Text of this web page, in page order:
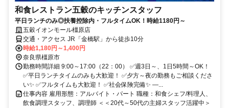
和食レストラン五穀のキッチンスタッフ
平日ランチのみ◎扶養控除内・フルタイムOK！時給1180円～
五穀イオンモール橿原店
交通・アクセス JR「金橋駅」から徒歩10分
時給1,180円～1,400円
奈良県橿原市
勤務時間詳細 9:00～17:00（22：00） ✅週3日～、1日5時間～OK！
✅平日ランチタイムのみも大歓迎！ ✅夕方～夜の勤務もご相談くださ
い✨ ✅フルタイムも大歓迎！ ✅社会保険完備✨ ―...
仕事内容 雇用形態：アルバイト・パート 職種：和食シェフ/料理人、
飲食調理スタッフ、調理師 ＜＜20代～50代の主婦スタッフ活躍中＞